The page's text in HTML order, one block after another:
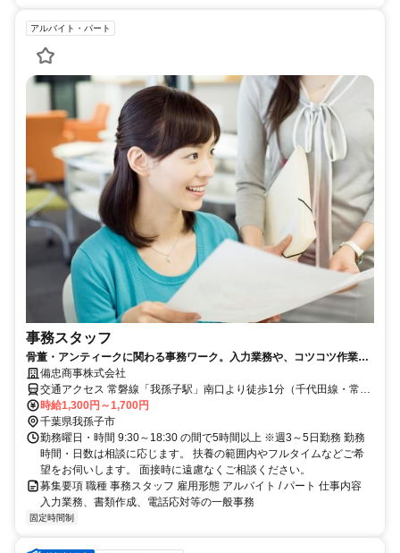
アルバイト・パート
事務スタッフ
骨董・アンティークに関わる事務ワーク。入力業務や、コツコツ作業が
好きな方におすすめです。服装自由
備忠商事株式会社
交通アクセス 常磐線「我孫子駅」南口より徒歩1分（千代田線・常磐
線快速停車駅） 都内・松戸・柏・湖北・東我孫子・取手などからの
アクセスも良好です！
時給1,300円～1,700円
千葉県我孫子市
勤務曜日・時間 9:30～18:30 の間で5時間以上 ※週3～5日勤務 勤務
時間・日数は相談に応じます。 扶養の範囲内やフルタイムなどご希
望をお伺いします。 面接時に遠慮なくご相談ください。
募集要項 職種 事務スタッフ 雇用形態 アルバイト / パート 仕事内容
入力業務、書類作成、電話応対等の一般事務
固定時間制